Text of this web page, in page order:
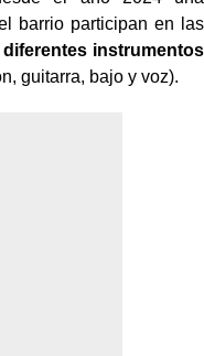
barrio participan en las
instrumentos
guitarra, bajo y voz).